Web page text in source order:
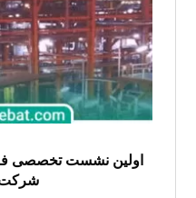
اولین نشست تخصصی
شرکت